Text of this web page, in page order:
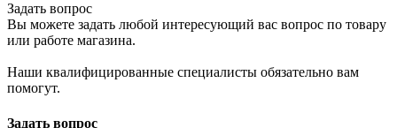
Задать вопрос
Вы можете задать любой интересующий вас вопрос по товару
или работе магазина.
Наши квалифицированные специалисты обязательно вам
помогут.
Задать вопрос